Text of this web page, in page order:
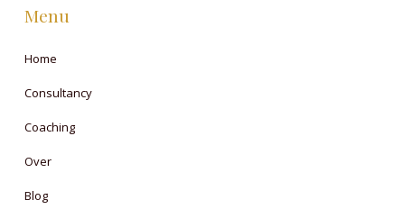
Menu
Home
Consultancy
Coaching
Over
Blog